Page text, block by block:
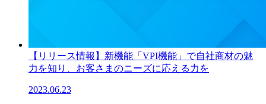
【リリース情報】新機能「VPI機能」で自社商材の魅
力を知り、お客さまのニーズに応える力を
2023.06.23